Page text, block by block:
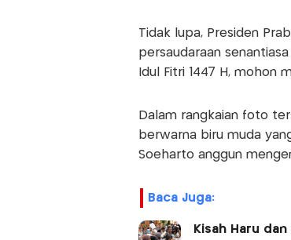
Tidak lupa, Presiden
persaudaraan
Idul Fitri 1447 H, mohon
Dalam rangkaian foto
berwarna biru muda
Soeharto anggun
Baca Juga:
Kisah Haru